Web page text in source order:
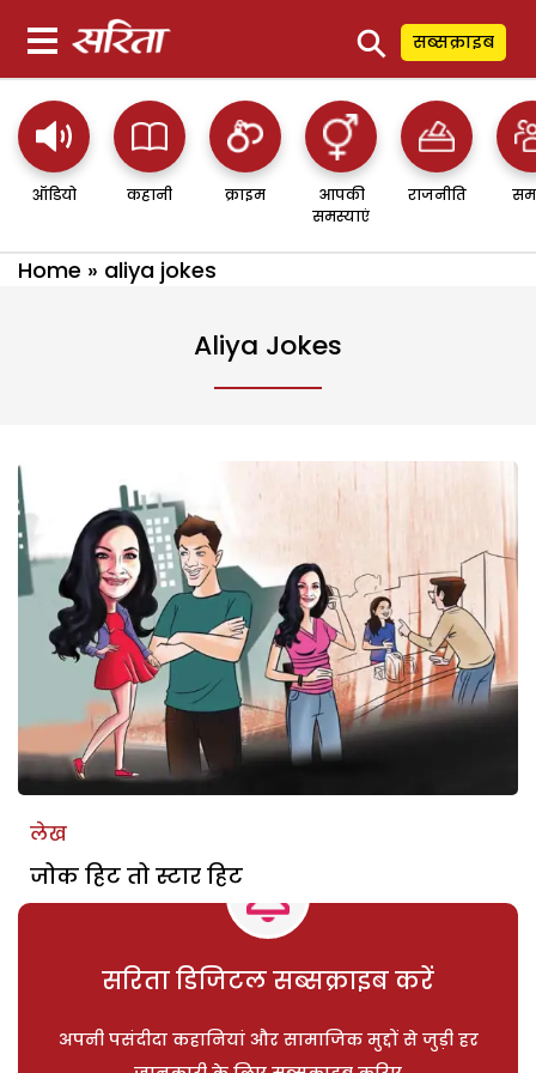
⚲ सब्सक्राइब
ऑडियो कहानी क्राइम
आपकी
समस्याएं
राजनीति
Home » aliya jokes
Aliya Jokes
लेख
जोक हिट तो स्टार हिट
सरिता डिजिटल सब्सक्राइब करें
अपनी पसंदीदा कहानियां और सामाजिक मुद्दों से जुड़ी हर